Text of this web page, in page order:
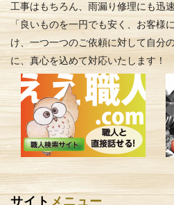
工事はもちろん、雨漏り修理にも迅
「良いものを一円でも安く、お客様
け、一つ一つのご依頼に対して自分
に、真心を込めて対応いたします！
サイト メニュー